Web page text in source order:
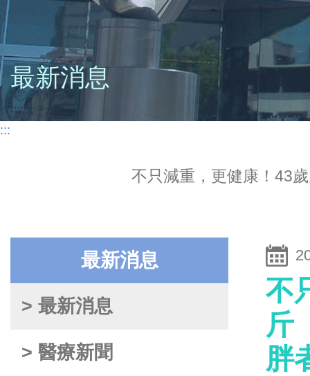
最新消息
:::
不只減重，更健康！43
最新消息
> 最新消息
> 醫療新聞
不
斤
胖